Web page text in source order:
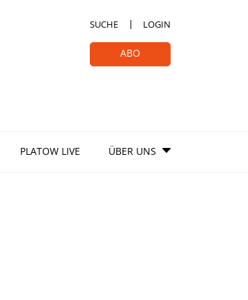
SUCHE LOGIN
ABO
PLATOW LIVE ÜBER UNS